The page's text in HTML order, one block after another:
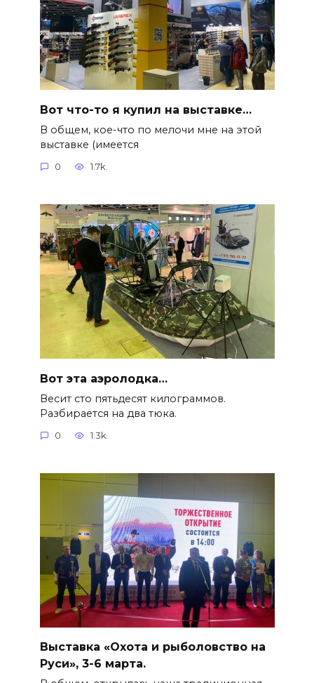
Вот что-то я купил на выставке…
В общем, кое-что по мелочи мне на этой
выставке (имеется
0 1.7k.
Вот эта аэролодка…
Весит сто пятьдесят килограммов.
Разбирается на два тюка.
0 1.3k.
Выставка «Охота и рыболовство на
Руси», 3-6 марта.